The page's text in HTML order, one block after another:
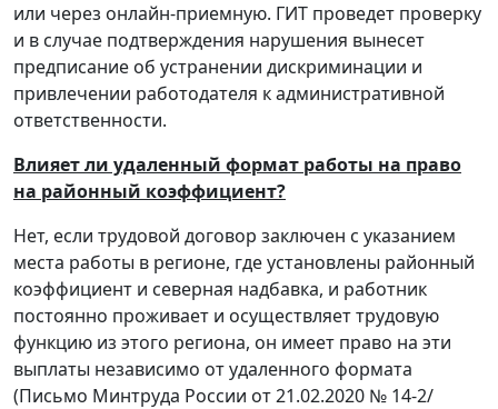
или через онлайн-приемную. ГИТ проведет проверку
и в случае подтверждения нарушения вынесет
предписание об устранении дискриминации и
привлечении работодателя к административной
ответственности.
Влияет ли удаленный формат работы на право
на районный коэффициент?
Нет, если трудовой договор заключен с указанием
места работы в регионе, где установлены районный
коэффициент и северная надбавка, и работник
постоянно проживает и осуществляет трудовую
функцию из этого региона, он имеет право на эти
выплаты независимо от удаленного формата
(Письмо Минтруда России от 21.02.2020 № 14-2/